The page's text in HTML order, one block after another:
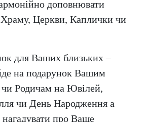
доповнювати
Храму, Церкви, Каплички чи
для Ваших близьких –
на подарунок Вашим
Родичам на Ювілей,
чи День Народження а
нагадувати про Ваше